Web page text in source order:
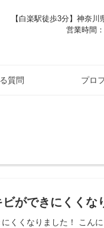
【白楽駅徒歩3分】神奈
営業時間
質問 プロ
ができにくくな
くくなりました！ こん